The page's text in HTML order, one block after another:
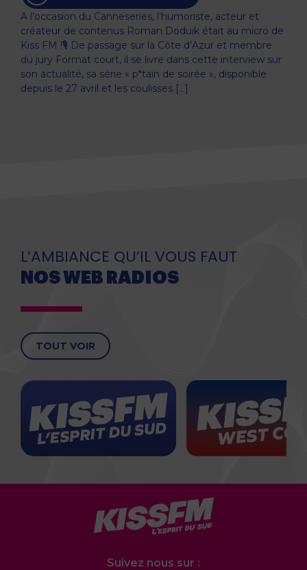
A l’occasion du Canneseries, l’humoriste, acteur et
créateur de contenus Roman Doduik était au micro de
Kiss FM !🎙️ De passage sur la Côte d’Azur et membre
du jury Format court, il se livre dans cette interview sur
son actualité, sa série « p*tain de soirée », disponible
depuis le 27 avril et les coulisses […]
L’AMBIANCE QU’IL VOUS FAUT
NOS WEB RADIOS
TOUT VOIR
Suivez nous sur :